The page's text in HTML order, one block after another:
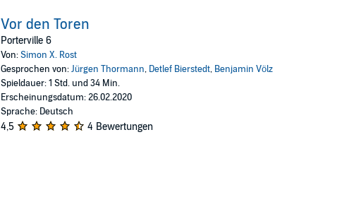
Vor den Toren
Porterville 6
Von:Simon X. Rost
Gesprochen von:Jürgen Thormann, Detlef Bierstedt, Benjamin Völz
Spieldauer: 1 Std. und 34 Min.
Erscheinungsdatum: 26.02.2020
Sprache: Deutsch
4,5 4 Bewertungen